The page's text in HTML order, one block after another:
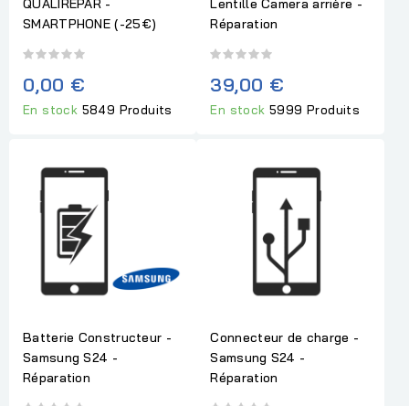
QUALIREPAR -
SMARTPHONE (-25€)
0,00 €
En stock 5849 Produits
Lentille Camera arrière -
Réparation
39,00 €
En stock5999 Produits
Batterie Constructeur -
Samsung S24 -
Réparation
Connecteur de charge -
Samsung S24 -
Réparation